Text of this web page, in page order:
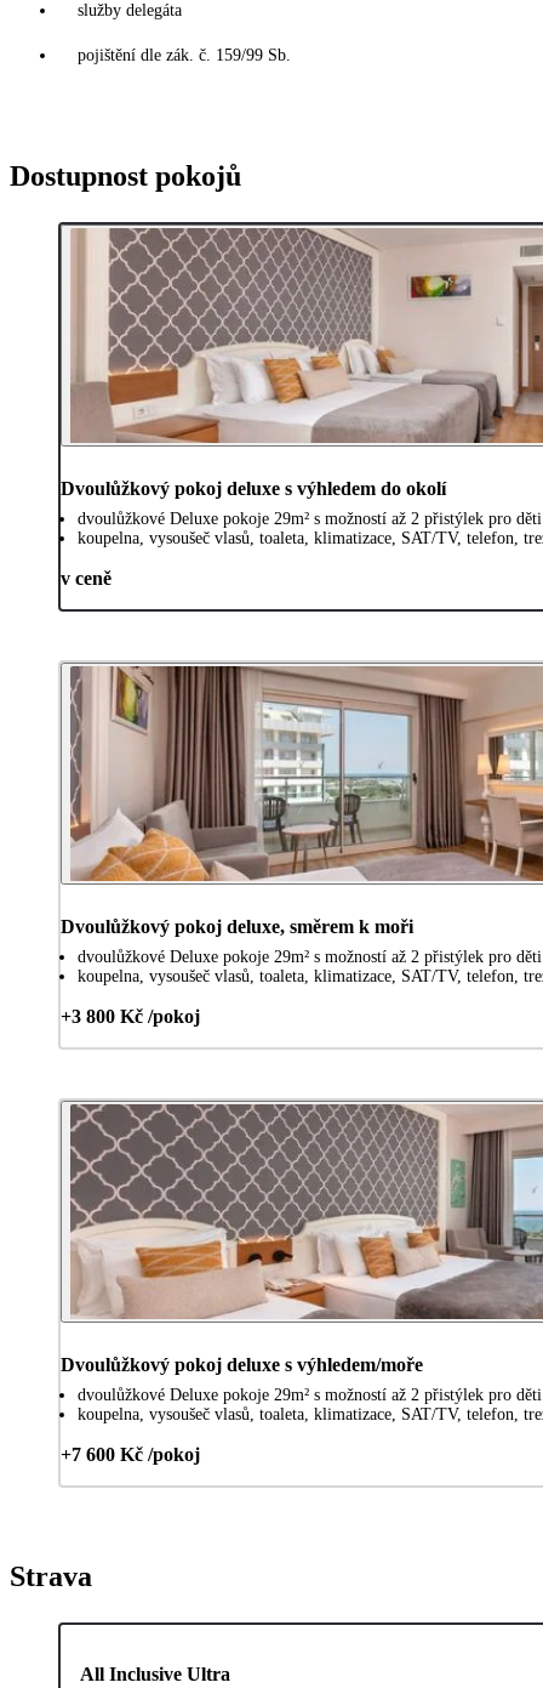
služby delegáta
pojištění dle zák. č. 159/99 Sb.
Dostupnost pokojů
Dvoulůžkový pokoj deluxe s výhledem do okolí
dvoulůžkové Deluxe pokoje 29m² s možností až 2 přistýlek pro děti
koupelna, vysoušeč vlasů, toaleta, klimatizace, SAT/TV, telefon,
v ceně
Dvoulůžkový pokoj deluxe, směrem k moři
dvoulůžkové Deluxe pokoje 29m² s možností až 2 přistýlek pro děti
koupelna, vysoušeč vlasů, toaleta, klimatizace, SAT/TV, telefon,
+3 800 Kč /pokoj
Dvoulůžkový pokoj deluxe s výhledem/moře
dvoulůžkové Deluxe pokoje 29m² s možností až 2 přistýlek pro děti
koupelna, vysoušeč vlasů, toaleta, klimatizace, SAT/TV, telefon,
+7 600 Kč /pokoj
Strava
All Inclusive Ultra